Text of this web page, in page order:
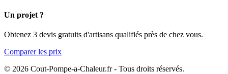
Un projet ?
Obtenez 3 devis gratuits d'artisans qualifiés près de chez vous.
Comparer les prix
© 2026 Cout-Pompe-a-Chaleur.fr - Tous droits réservés.